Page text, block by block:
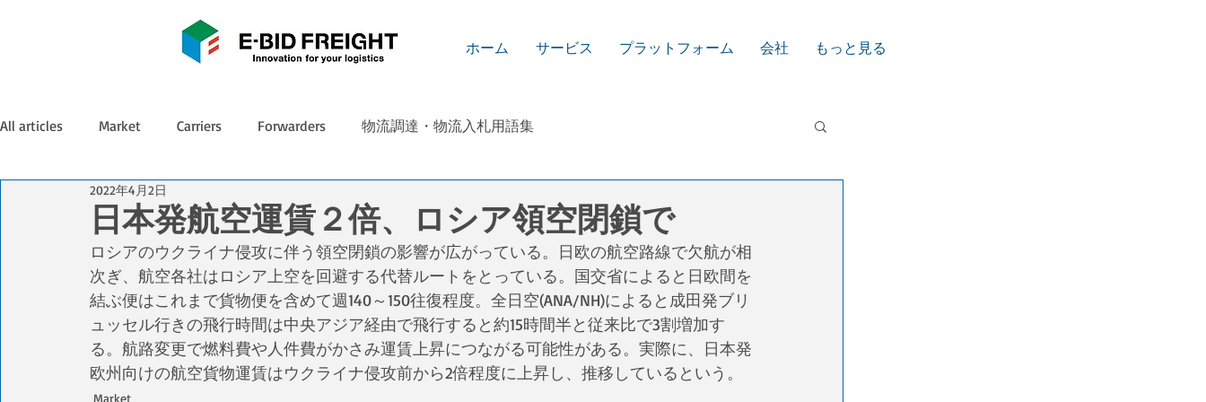
ホーム サービス プラットフォーム 会社 もっと見る
All articles Market Carriers Forwarders 物流調達・物流入札用語集
日本発航空運賃２倍、ロシア領空閉鎖で
2022年4月2日
ロシアのウクライナ侵攻に伴う領空閉鎖の影響が広がっている。日欧の航空路線で欠航が相
次ぎ、航空各社はロシア上空を回避する代替ルートをとっている。国交省によると日欧間を
結ぶ便はこれまで貨物便を含めて週140～150往復程度。全日空(ANA/NH)によると成田発ブリ
ュッセル行きの飛行時間は中央アジア経由で飛行すると約15時間半と従来比で3割増加す
る。航路変更で燃料費や人件費がかさみ運賃上昇につながる可能性がある。実際に、日本発
欧州向けの航空貨物運賃はウクライナ侵攻前から2倍程度に上昇し、推移しているという。
Market